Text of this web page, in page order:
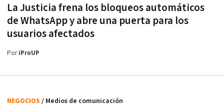
La Justicia frena los bloqueos automáticos
de WhatsApp y abre una puerta para los
usuarios afectados
PoriProUP
NEGOCIOS / Medios de comunicación